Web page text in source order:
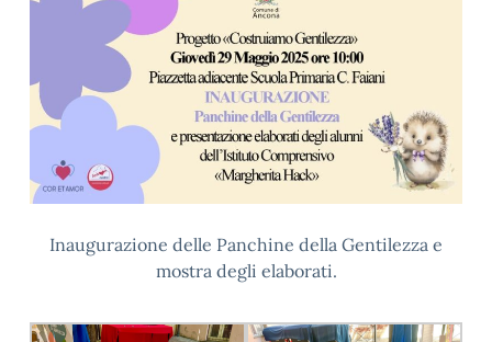
Inaugurazione delle Panchine della Gentilezza e
mostra degli elaborati.